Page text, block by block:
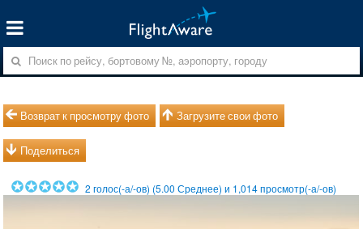
Возврат к просмотру фото Загрузите свои фото
Поделиться
2 голос(-а/-ов) (5.00 Среднее) и 1,014просмотр(-а/-ов)